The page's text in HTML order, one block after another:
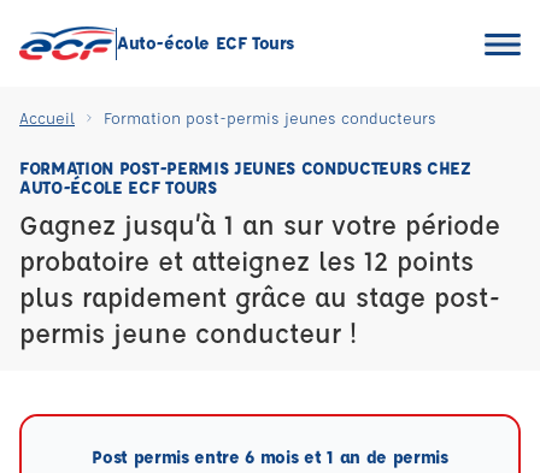
Auto-école ECF Tours
Accueil Formation post-permis jeunes conducteurs
FORMATION POST-PERMIS JEUNES CONDUCTEURS CHEZ
AUTO-ÉCOLE ECF TOURS
Gagnez jusqu’à 1 an sur votre période
probatoire et atteignez les 12 points
plus rapidement grâce au stage post-
permis jeune conducteur !
Post permis entre 6 mois et 1 an de permis